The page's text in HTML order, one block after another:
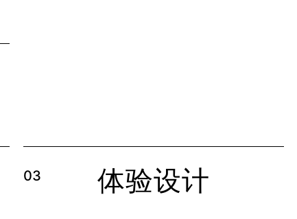
03 体验设计